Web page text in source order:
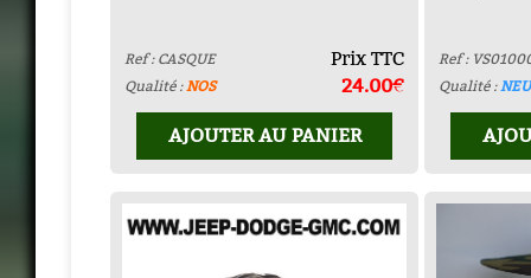
Ref : CASQUE Prix TTC
Qualité :NOS 24.00€
AJOUTER AU PANIER
Ref :
Qualité :